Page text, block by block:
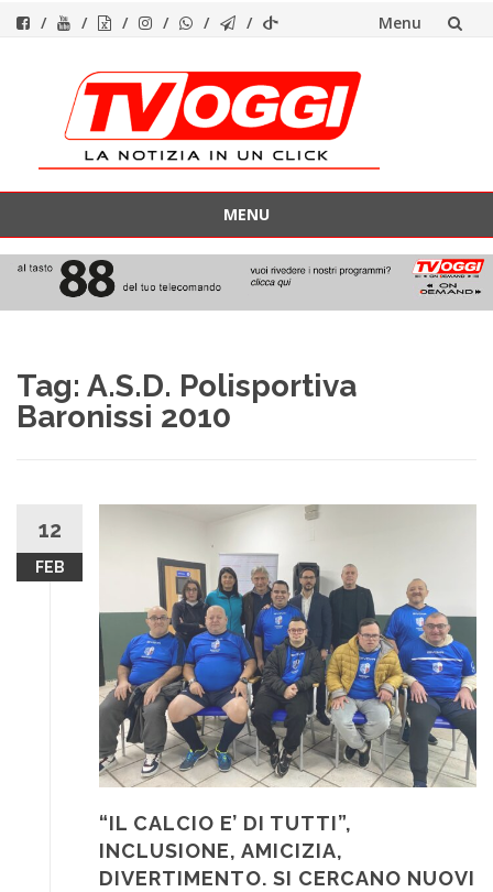
Menu
contenuto
MENU
contenuto
Tag: A.S.D. Polisportiva
Baronissi 2010
12
FEB
“IL CALCIO E’ DI TUTTI”,
INCLUSIONE, AMICIZIA,
DIVERTIMENTO. SI CERCANO NUOVI